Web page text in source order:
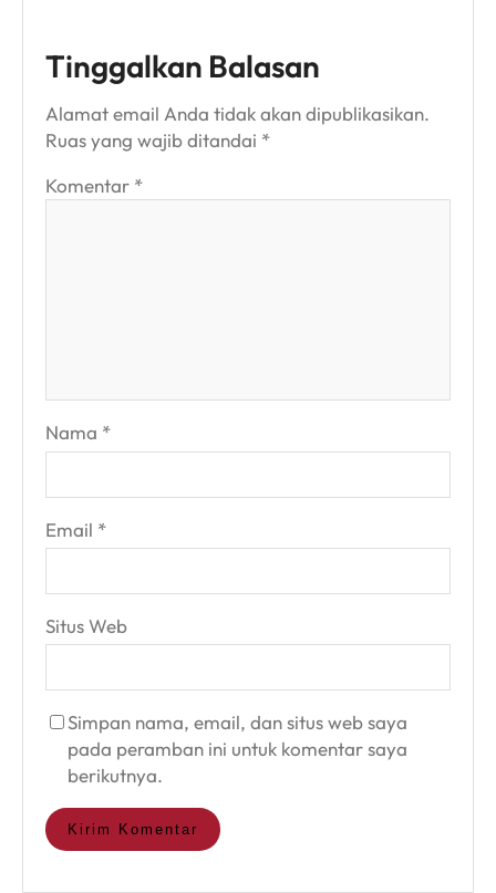
Tinggalkan Balasan
Alamat email Anda tidak akan dipublikasikan.
Ruas yang wajib ditandai *
Komentar *
Nama *
Email *
Situs Web
Simpan nama, email, dan situs web saya
pada peramban ini untuk komentar saya
berikutnya.